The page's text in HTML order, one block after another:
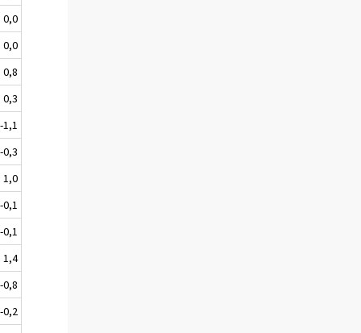
0,0
0,0
0,8
0,3
-1,1
-0,3
1,0
-0,1
-0,1
1,4
-0,8
-0,2